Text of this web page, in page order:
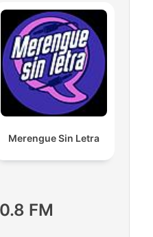
Merengue Sin Letra
FM